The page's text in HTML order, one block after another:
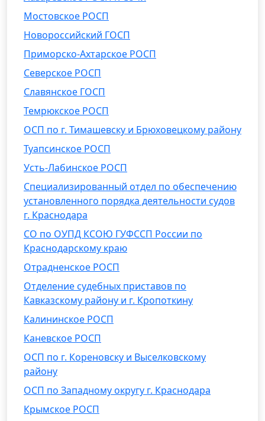
Мостовское РОСП
Новороссийский ГОСП
Приморско-Ахтарское РОСП
Северское РОСП
Славянское ГОСП
Темрюкское РОСП
ОСП по г. Тимашевску и Брюховецкому району
Туапсинское РОСП
Усть-Лабинское РОСП
Специализированный отдел по обеспечению
установленного порядка деятельности судов
г. Краснодара
СО по ОУПД КСОЮ ГУФССП России по
Краснодарскому краю
Отрадненское РОСП
Отделение судебных приставов по
Кавказскому району и г. Кропоткину
Калининское РОСП
Каневское РОСП
ОСП по г. Кореновску и Выселковскому
району
ОСП по Западному округу г. Краснодара
Крымское РОСП